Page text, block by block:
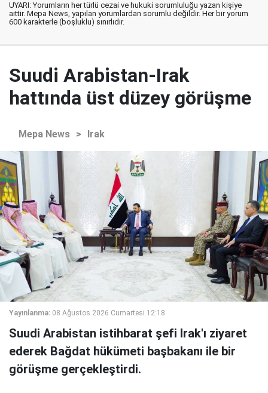
UYARI: Yorumların her türlü cezai ve hukuki sorumluluğu yazan kişiye
aittir. Mepa News, yapılan yorumlardan sorumlu değildir. Her bir yorum
600 karakterle (boşluklu) sınırlıdır.
Suudi Arabistan-Irak
hattında üst düzey görüşme
Mepa News > Irak
Yayınlanma: 08 Ağustos 2026 Cumartesi 12:18
Suudi Arabistan istihbarat şefi Irak'ı ziyaret
ederek Bağdat hükümeti başbakanı ile bir
görüşme gerçekleştirdi.